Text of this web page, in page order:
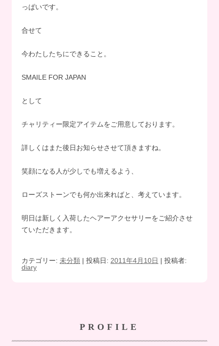
っぱいです。
合せて
今わたしたちにできること。
SMAILE FOR JAPAN
として
チャリティー限定アイテムをご用意しております。
詳しくはまた後日お知らせさせて頂きますね。
笑顔になる人が少しでも増えるよう、
ローズストーンでも何か出来ればと、考えています。
明日は新しく入荷したヘアーアクセサリーをご紹介させ
ていただきます。
カテゴリー: 未分類 | 投稿日: 2011年4月10日 | 投稿者:
diary
PROFILE